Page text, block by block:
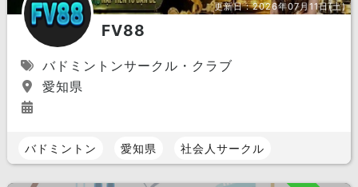
更新日：2026年07月11日(土)
FV88
バドミントンサークル・クラブ
愛知県
バドミントン 愛知県 社会人サークル